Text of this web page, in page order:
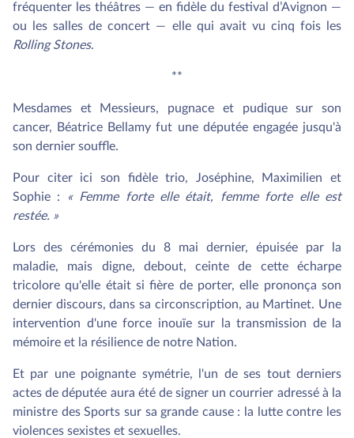
fréquenter les théâtres — en fidèle du festival d’Avignon —
ou les salles de concert — elle qui avait vu cinq fois les
Rolling Stones.
**
Mesdames et Messieurs, pugnace et pudique sur son
cancer, Béatrice Bellamy fut une députée engagée jusqu'à
son dernier souffle.
Pour citer ici son fidèle trio, Joséphine, Maximilien et
Sophie :
« Femme forte elle était, femme forte elle est
restée. »
Lors des cérémonies du 8 mai dernier, épuisée par la
maladie, mais digne, debout, ceinte de cette écharpe
tricolore qu'elle était si fière de porter, elle prononça son
dernier discours, dans sa circonscription, au Martinet. Une
intervention d'une force inouïe sur la transmission de la
mémoire et la résilience de notre Nation.
Et par une poignante symétrie, l'un de ses tout derniers
actes de députée aura été de signer un courrier adressé à la
ministre des Sports sur sa grande cause : la lutte contre les
violences sexistes et sexuelles.